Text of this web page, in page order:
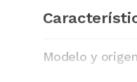
Modelo y origen